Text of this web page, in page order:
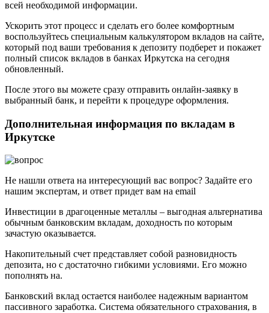
всей необходимой информации.
Ускорить этот процесс и сделать его более комфортным
воспользуйтесь специальным калькулятором вкладов на сайте,
который под ваши требования к депозиту подберет и покажет
полный список вкладов в банках Иркутска на сегодня
обновленный.
После этого вы можете сразу отправить онлайн-заявку в
выбранный банк, и перейти к процедуре оформления.
Дополнительная информация по вкладам в
Иркутске
Не нашли ответа на интересующий вас вопрос? Задайте его
нашим экспертам, и ответ придет вам на email
Инвестиции в драгоценные металлы – выгодная альтернатива
обычным банковским вкладам, доходность по которым
зачастую оказывается.
Накопительный счет представляет собой разновидность
депозита, но с достаточно гибкими условиями. Его можно
пополнять на.
Банковский вклад остается наиболее надежным вариантом
пассивного заработка. Система обязательного страхования, в